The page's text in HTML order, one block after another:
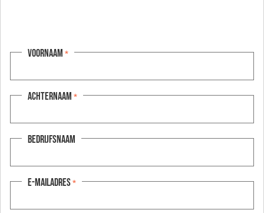
Voornaam *
Achternaam *
Bedrijfsnaam
E-mailadres*